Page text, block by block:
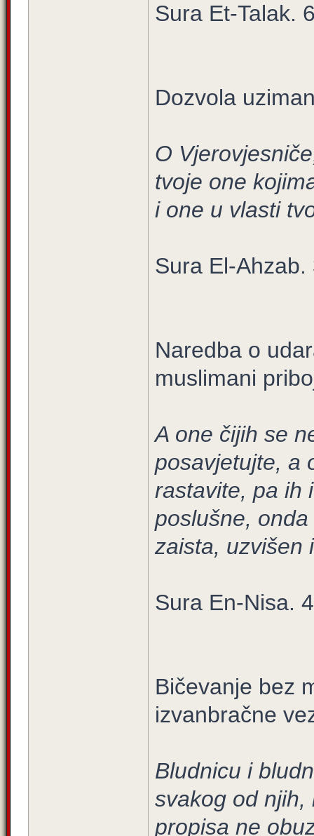
Sura Et-Talak.
Dozvola
O
tvoje one
i one u vlasti
Sura El-
Naredba o
muslimani
A one čijih se
posavjetujte, a
rastavite, pa ih
poslušne,
zaista, uzvišen
Sura En-Nisa.
Bičevanje bez
izvanbračne
Bludnicu i
svakog od njih,
propisa ne